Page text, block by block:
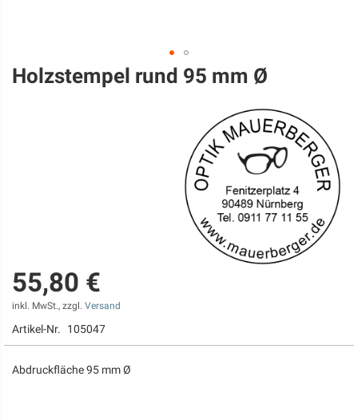
Zum
Anfang
Holzstempel rund 95 mm Ø
55,80 €
inkl. MwSt., zzgl. Versand
Artikel-Nr. 105047
Abdruckfläche 95 mm Ø